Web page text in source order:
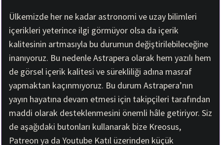
(
T
w
i
t
t
e
r
)
a
c
e
b
o
o
k
h
a
t
s
A
p
p
e
l
e
g
r
a
m
M
S
l
Ülkemizde her ne kadar astronomi ve uzay bilimleri
içerikleri yeterince ilgi görmüyor olsa da içerik
kalitesinin artmasıyla bu durumun değiştirilebileceğine
inanıyoruz. Bu nedenle Astrapera olarak hem yazılı hem
de görsel içerik kalitesi ve sürekliliği adına masraf
yapmaktan kaçınmıyoruz. Bu durum Astrapera’nın
yayın hayatına devam etmesi için takipçileri tarafından
maddi olarak desteklenmesini önemli hâle getiriyor. Siz
de aşağıdaki butonları kullanarak bize Kreosus,
Patreon ya da Youtube Katıl üzerinden küçük